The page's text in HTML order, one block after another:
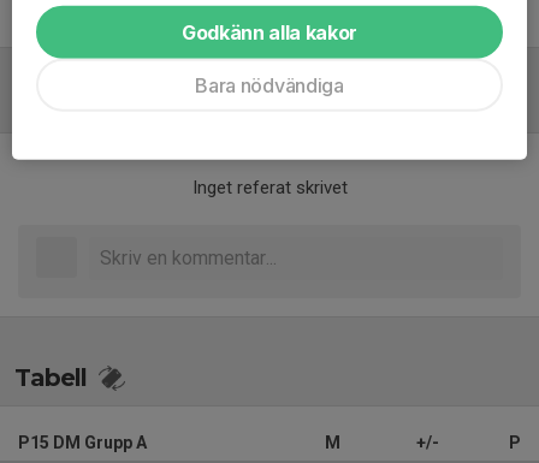
Inget referat skrivet
Tabell
P15 DM Grupp A M +/- P
Godkänn alla kakor
Bara nödvändiga